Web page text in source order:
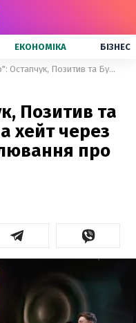
ЕКОНОМІКА БІЗНЕС
"Бридко": Остапчук, Позитив та Буше нарвалися на хейт через образливі висловлювання про жінок
Позитив та
хейт через
про